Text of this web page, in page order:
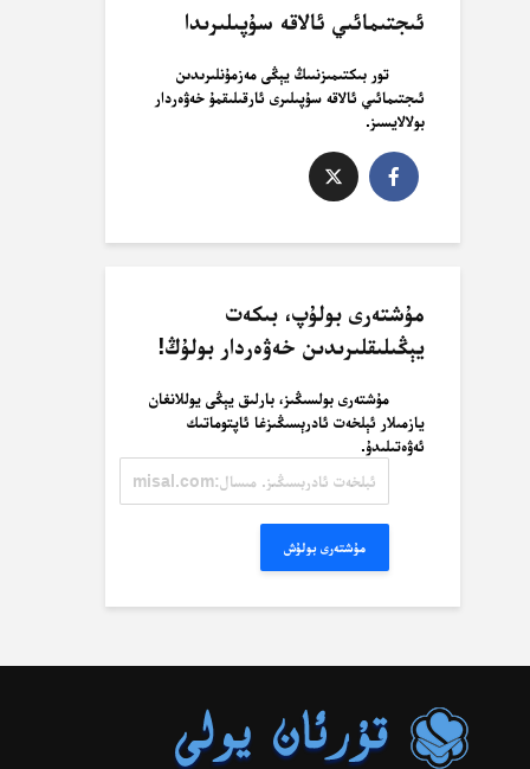
ئىجتىمائىي ئالاقە سۇپىلىرىدا
تور بىكتىمىزنىىڭ يېڭى مەزمۇنلىرىدىن
ئىجتىمائىي ئالاقە سۇپىلىرى ئارقىلىقمۇ خەۋەردار
بولالايسىز.
مۇشتەرى بولۇپ، بىكەت
يېڭىلىقلىرىدىن خەۋەردار بولۇڭ!
مۇشتەرى بولسىڭىز، بارلىق يېڭى يوللانغان
يازمىلار ئېلخەت ئادرېسىڭىزغا ئاپتوماتىك
ئەۋەتىلىدۇ.
ئادرېسىڭىز.
مۇشتەرى بولۇش